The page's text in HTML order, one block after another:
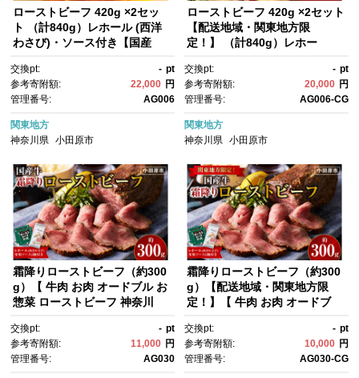
ローストビーフ 420g ×2セッ
ト （計840g）レホール (西洋
わさび)・ソース付き【国産
0g 家族で大満足】
交換pt: - pt
参考寄附額:
22,000 円
管理番号:
AG006
関東地方
神奈川県
小田原市
ローストビーフ 420g ×2セット
【配送地域・関東地方限
定！】 （計840g）レホー
【国産牛 ローストビーフ たっ
ぷり840g 家族で大満足】
交換pt: - pt
参考寄附額:
20,000 円
管理番号:
AG006-CG
関東地方
神奈川県 小田原市
霜降りローストビーフ（約300
g）【 牛肉 お肉 オードブル お
惣菜 ローストビーフ 神奈川
交換pt: - pt
参考寄附額:
11,000 円
管理番号:
AG030
霜降りローストビーフ（約300
g）【配送地域・関東地方限
定！】【 牛肉 お肉 オードブ
川県 小田原市 】
交換pt: - pt
参考寄附額:
10,000 円
管理番号:
AG030-CG